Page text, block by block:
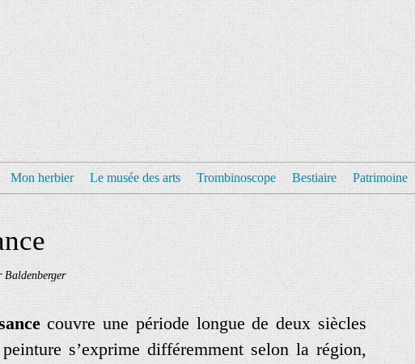
Mon herbier Le musée des arts Trombinoscope Bestiaire Patrimoine
Baldenberger
couvre une période longue de deux siècles
s’exprime différemment selon la région,